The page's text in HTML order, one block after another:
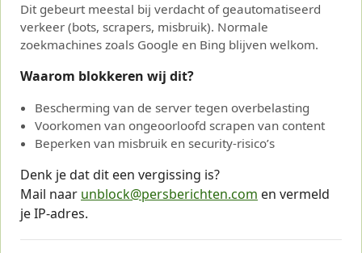
Dit gebeurt meestal bij verdacht of geautomatiseerd
verkeer (bots, scrapers, misbruik). Normale
zoekmachines zoals Google en Bing blijven welkom.
Waarom blokkeren wij dit?
Bescherming van de server tegen overbelasting
Voorkomen van ongeoorloofd scrapen van content
Beperken van misbruik en security-risico’s
Denk je dat dit een vergissing is?
Mail naar unblock@persberichten.com en vermeld
je IP-adres.